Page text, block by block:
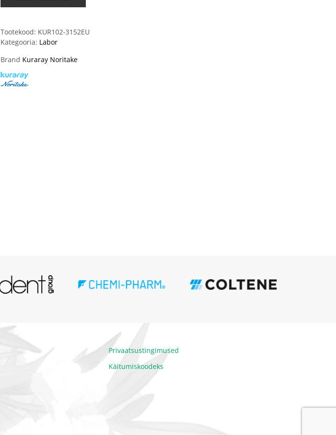
Tootekood: KUR102-3152EU
Kategooria: Labor
Brand Kuraray Noritake
Privaatsustingimused
Käitumiskoodeks